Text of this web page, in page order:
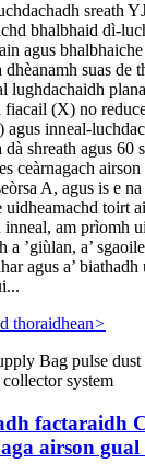
sreath
bhalbhaid dì-
agus
dhèanamh suas de
lughdachaidh
fiacail (X) no
inneal-
shreath agus 60
ceàrnagach
A, agus is e
uidheamachd toirt
inneal, am prìomh
a ’giùlan, a’
agus a’
thoraidhean>
factaraidh
airson gual